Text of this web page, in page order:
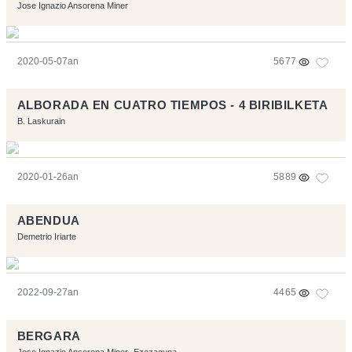
Jose Ignazio Ansorena Miner
2020-05-07an 5677
ALBORADA EN CUATRO TIEMPOS - 4 BIRIBILKETA
B. Laskurain
2020-01-26an 5889
ABENDUA
Demetrio Iriarte
2022-09-27an 4465
BERGARA